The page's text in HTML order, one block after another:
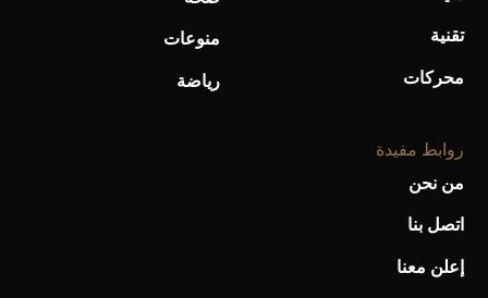
تقنية
محركات
منوعات
رياضة
روابط مفيدة
من نحن
اتصل بنا
إعلن معنا